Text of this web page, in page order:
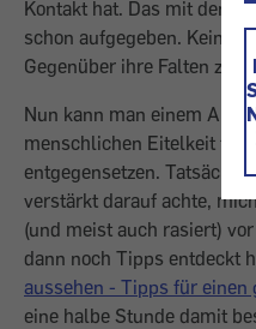
Kontakt hat. Das mit den
schon aufgegeben. Keine
Gegenüber ihre Falten zur
Nun kann man einem
menschlichen Eitelkeit
entgegensetzen.
verstärkt darauf achte,
(und meist auch rasiert)
dann noch Tipps entdeckt
aussehen - Tipps für
eine halbe Stunde damit